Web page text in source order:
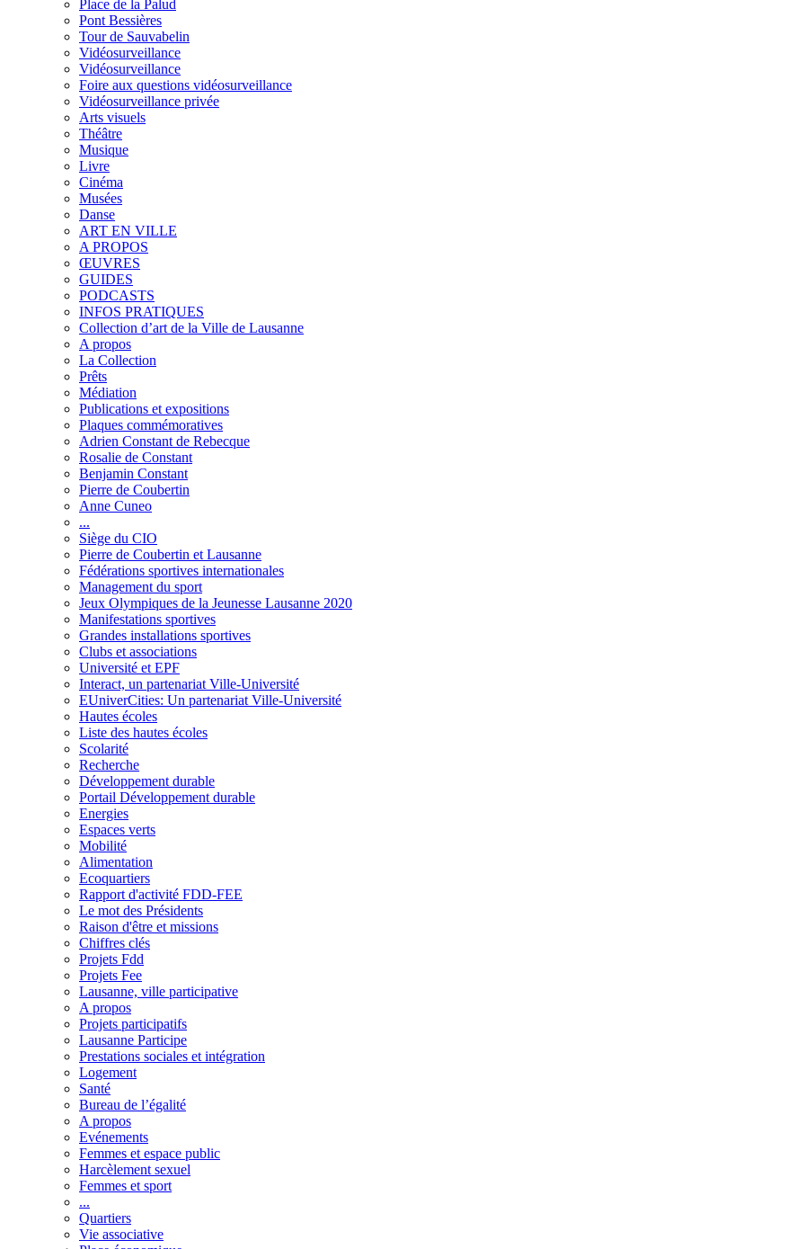
Place de la Palud
Pont Bessières
Tour de Sauvabelin
Vidéosurveillance
Vidéosurveillance
Foire aux questions vidéosurveillance
Vidéosurveillance privée
Arts visuels
Théâtre
Musique
Livre
Cinéma
Musées
Danse
ART EN VILLE
A PROPOS
ŒUVRES
GUIDES
PODCASTS
INFOS PRATIQUES
Collection d’art de la Ville de Lausanne
A propos
La Collection
Prêts
Médiation
Publications et expositions
Plaques commémoratives
Adrien Constant de Rebecque
Rosalie de Constant
Benjamin Constant
Pierre de Coubertin
Anne Cuneo
...
Siège du CIO
Pierre de Coubertin et Lausanne
Fédérations sportives internationales
Management du sport
Jeux Olympiques de la Jeunesse Lausanne 2020
Manifestations sportives
Grandes installations sportives
Clubs et associations
Université et EPF
Interact, un partenariat Ville-Université
EUniverCities: Un partenariat Ville-Université
Hautes écoles
Liste des hautes écoles
Scolarité
Recherche
Développement durable
Portail Développement durable
Energies
Espaces verts
Mobilité
Alimentation
Ecoquartiers
Rapport d'activité FDD-FEE
Le mot des Présidents
Raison d'être et missions
Chiffres clés
Projets Fdd
Projets Fee
Lausanne, ville participative
A propos
Projets participatifs
Lausanne Participe
Prestations sociales et intégration
Logement
Santé
Bureau de l’égalité
A propos
Evénements
Femmes et espace public
Harcèlement sexuel
Femmes et sport
...
Quartiers
Vie associative